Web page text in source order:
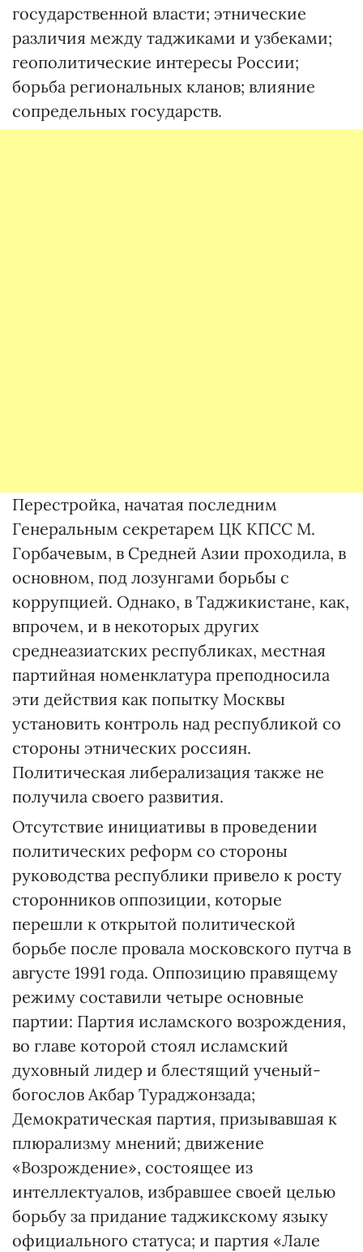
государственной власти; этнические
различия между таджиками и узбеками;
геополитические интересы России;
борьба региональных кланов; влияние
сопредельных государств.
Перестройка, начатая последним
Генеральным секретарем ЦК КПСС М.
Горбачевым, в Средней Азии проходила, в
основном, под лозунгами борьбы с
коррупцией. Однако, в Таджикистане, как,
впрочем, и в некоторых других
среднеазиатских республиках, местная
партийная номенклатура преподносила
эти действия как попытку Москвы
установить контроль над республикой со
стороны этнических россиян.
Политическая либерализация также не
получила своего развития.
Отсутствие инициативы в проведении
политических реформ со стороны
руководства республики привело к росту
сторонников оппозиции, которые
перешли к открытой политической
борьбе после провала московского путча в
августе 1991 года. Оппозицию правящему
режиму составили четыре основные
партии: Партия исламского возрождения,
во главе которой стоял исламский
духовный лидер и блестящий ученый-
богослов Акбар Тураджонзада;
Демократическая партия, призывавшая к
плюрализму мнений; движение
«Возрождение», состоящее из
интеллектуалов, избравшее своей целью
борьбу за придание таджикскому языку
официального статуса; и партия «Лале